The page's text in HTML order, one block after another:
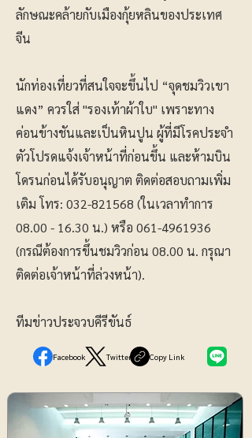
ลักษณะคล้ายกับเมืองกุ้ยหลินของประเทศ
จีน
นักท่องเที่ยวที่สนใจจะขึ้นไป “จุดชมวิวเขา
แดง” ควรใส่ "รองเท้าผ้าใบ" เพราะทาง
ค่อนข้างชันและเป็นหินปูน ผู้ที่มีโรคประจำ
ตัวโปรดแจ้งเจ้าหน้าที่ก่อนขึ้น และห้ามบิน
โดรนก่อนได้รับอนุญาต ติดต่อสอบถามเพิ่ม
เติม โทร: 032-821568 (ในเวลาทำการ
08.00 - 16.30 น.) หรือ 061-4961936
(กรณีต้องการขึ้นชมวิวก่อน 08.00 น. กรุณา
ติดต่อเจ้าหน้าที่ล่วงหน้า).
ทีมข่าวประจวบคีรีขันธ์
Facebook Twitter Copy Link